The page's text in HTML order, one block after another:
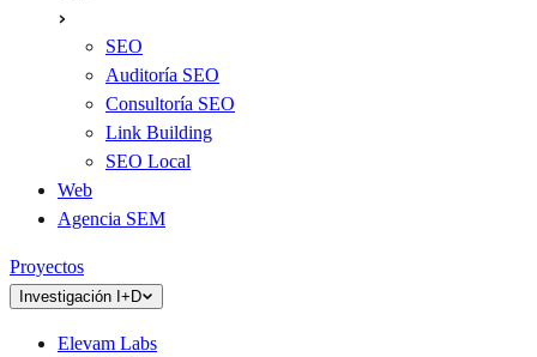
SEO
Auditoría SEO
Consultoría SEO
Link Building
SEO Local
Web
Agencia SEM
Proyectos
Investigación I+D
Elevam Labs